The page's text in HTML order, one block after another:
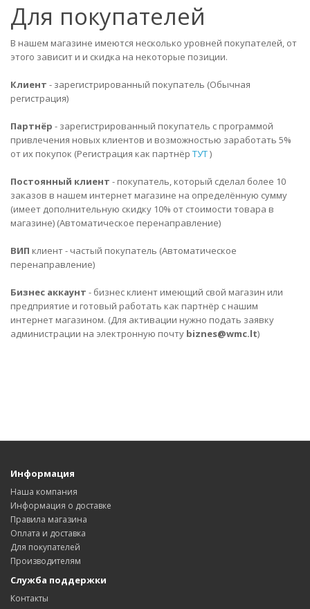
Для покупателей
В нашем магазине имеются несколько уровней покупателей, от
этого зависит и и скидка на некоторые позиции.
Клиент - зарегистрированный покупатель (Обычная
регистрация)
Партнёр - зарегистрированный покупатель с программой
привлечения новых клиентов и возможностью заработать 5%
от их покупок (Регистрация как партнёр ТУТ)
Постоянный клиент - покупатель, который сделал более 10
заказов в нашем интернет магазине на определённую сумму
(имеет дополнительную скидку 10% от стоимости товара в
магазине) (Автоматическое перенаправление)
ВИП клиент - частый покупатель (Автоматическое
перенаправление)
Бизнес аккаунт - бизнес клиент имеющий свой магазин или
предприятие и готовый работать как партнёр с нашим
интернет магазином. (Для активации нужно подать заявку
администрации на электронную почту biznes@wmc.lt)
Информация
Наша компания
Информация о доставке
Правила магазина
Оплата и доставка
Для покупателей
Производителям
Служба поддержки
Контакты